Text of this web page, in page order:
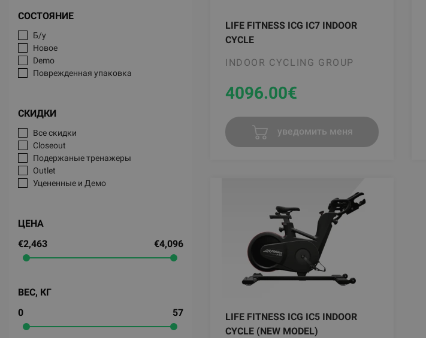
СОСТОЯНИЕ
Б/у
Новое
Demo
Поврежденная упаковка
СКИДКИ
Все скидки
Closeout
Подержаные тренажеры
Outlet
Уцененные и Демо
ЦЕНА
€2,463
€4,096
ВЕС, КГ
0
57
LIFE FITNESS ICG IC7 INDOOR
CYCLE
INDOOR CYCLING GROUP
4096.00€
уведомить меня
LIFE FITNESS ICG IC5 INDOOR
CYCLE (NEW MODEL)